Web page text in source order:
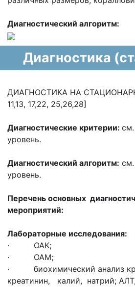
Диагностический алгоритм:
Диагностика
ДИАГНОСТИКА НА
11,13, 17,22, 25,26,28]
Диагностические критерии:
уровень.
Диагностический алгоритм:
уровень.
Перечень основных
мероприятий:
Лабораторные исследования:
· ОАК;
· ОАМ;
· биохимический анализ
креатинин, калий, натрий;